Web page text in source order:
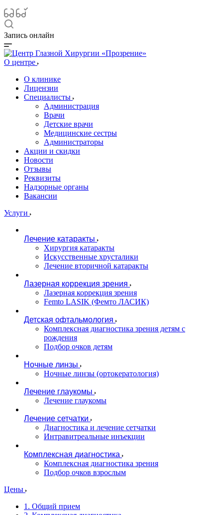
Запись онлайн
О центре
О клинике
Лицензии
Специалисты
Администрация
Врачи
Детские врачи
Медицинские сестры
Администраторы
Акции и скидки
Новости
Отзывы
Реквизиты
Надзорные органы
Вакансии
Услуги
Лечение катаракты
Хирургия катаракты
Искусственные хрусталики
Лечение вторичной катаракты
Лазерная коррекция зрения
Лазерная коррекция зрения
Femto LASIK (Фемто ЛАСИК)
Детская офтальмология
Комплексная диагностика зрения детям c
рождения
Подбор очков детям
Ночные линзы
Ночные линзы (ортокератология)
Лечение глаукомы
Лечение глаукомы
Лечение сетчатки
Диагностика и лечение сетчатки
Интравитреальные инъекции
Комплексная диагностика
Комплексная диагностика зрения
Подбор очков взрослым
Цены
1. Общий прием